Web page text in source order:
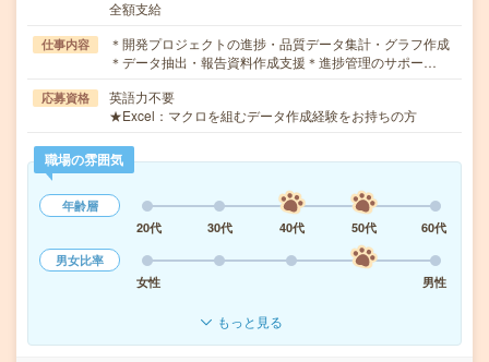
全額支給
仕事内容
＊開発プロジェクトの進捗・品質データ集計・グラフ作成
＊データ抽出・報告資料作成支援＊進捗管理のサポー…
応募資格
英語力不要
★Excel：マクロを組むデータ作成経験をお持ちの方
職場の雰囲気
年齢層
20代
30代 40代 50代
60代
男女比率
女性
男性
もっと見る